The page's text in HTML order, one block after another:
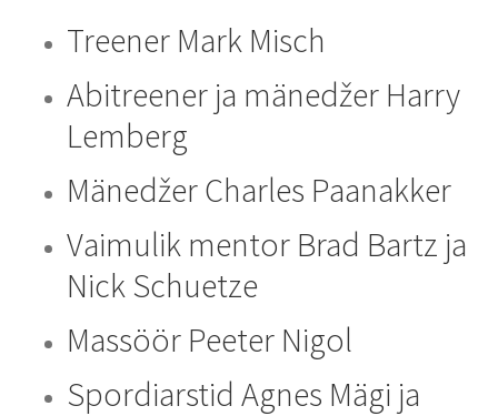
Treener Mark Misch
Abitreener ja mänedžer Harry
Lemberg
Mänedžer Charles Paanakker
Vaimulik mentor Brad Bartz ja
Nick Schuetze
Massöör Peeter Nigol
Spordiarstid Agnes Mägi ja